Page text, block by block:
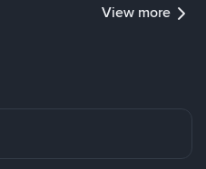
View more